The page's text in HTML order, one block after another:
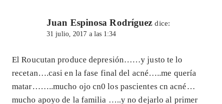
Juan Espinosa Rodríguez dice:
31 julio, 2017 a las 1:34
El Roucutan produce depresión……y justo te lo
recetan….casi en la fase final del acné…..me quería
matar……..mucho ojo cn0 los pascientes cn acné…
mucho apoyo de la familia …..y no dejarlo al primer